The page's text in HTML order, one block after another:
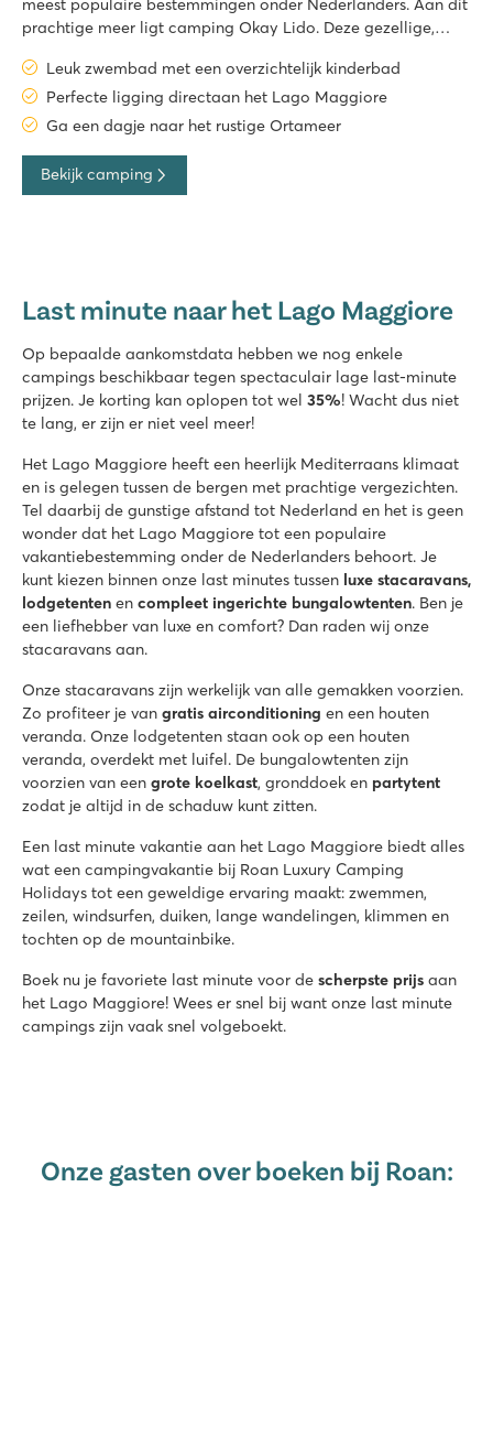
meest populaire bestemmingen onder Nederlanders. Aan dit
prachtige meer ligt camping Okay Lido. Deze gezellige,
het Lago Maggiore, waar je kunt genieten van prachtige
zonsondergangen en
Leuk zwembad met een overzichtelijk kinderbad
Perfecte ligging directaan het Lago Maggiore
Ga een dagje naar het rustige Ortameer
Bekijk camping
Last minute naar het Lago Maggiore
Op bepaalde aankomstdata hebben we nog enkele
campings beschikbaar tegen spectaculair lage last-minute
prijzen. Je korting kan oplopen tot wel 35%! Wacht dus niet
te lang, er zijn er niet veel meer!
Het Lago Maggiore heeft een heerlijk Mediterraans klimaat
en is gelegen tussen de bergen met prachtige vergezichten.
Tel daarbij de gunstige afstand tot Nederland en het is geen
wonder dat het Lago Maggiore tot een populaire
vakantiebestemming onder de Nederlanders behoort. Je
kunt kiezen binnen onze last minutes tussen luxe stacaravans,
lodgetenten en compleet ingerichte bungalowtenten. Ben je
een liefhebber van luxe en comfort? Dan raden wij onze
stacaravans aan.
Onze stacaravans zijn werkelijk van alle gemakken voorzien.
Zo profiteer je van gratis airconditioning en een houten
veranda. Onze lodgetenten staan ook op een houten
veranda, overdekt met luifel. De bungalowtenten zijn
voorzien van een grote koelkast, gronddoek en partytent
zodat je altijd in de schaduw kunt zitten.
Een last minute vakantie aan het Lago Maggiore biedt alles
wat een campingvakantie bij Roan Luxury Camping
Holidays tot een geweldige ervaring maakt: zwemmen,
zeilen, windsurfen, duiken, lange wandelingen, klimmen en
tochten op de mountainbike.
Boek nu je favoriete last minute voor de scherpste prijs aan
het Lago Maggiore! Wees er snel bij want onze last minute
campings zijn vaak snel volgeboekt.
Onze gasten over boeken bij Roan: